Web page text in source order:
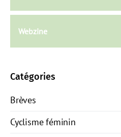
Webzine
Catégories
Brèves
Cyclisme féminin